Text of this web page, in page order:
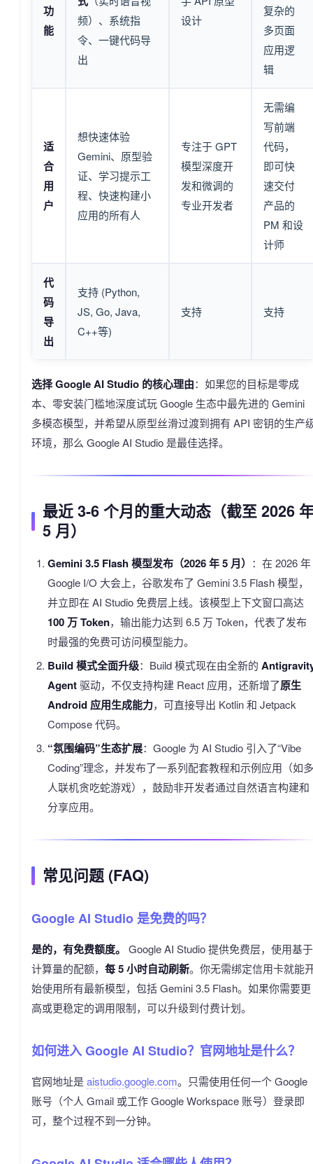
功
能
频）、系统指
令、一键代码导
出
设计
复杂的
多页面
应用逻
辑
适
合
用
户
想快速体验
Gemini、原型验
证、学习提示工
程、快速构建小
应用的所有人
专注于 GPT
模型深度开
发和微调的
专业开发者
无需编
写前端
代码，
即可快
速交付
产品的
PM 和设
计师
代
码
导
出
支持 (Python,
JS, Go, Java,
C++等)
支持 支持
选择 Google AI Studio 的核心理由：如果您的目标是零成
本、零安装门槛地深度试玩 Google 生态中最先进的 Gemini
多模态模型，并希望从原型丝滑过渡到拥有 API 密钥的生产
环境，那么 Google AI Studio 是最佳选择。
最近 3-6 个月的重大动态（截至 2026
5 月）
Gemini 3.5 Flash 模型发布（2026 年 5 月） ：在 2026 年
Google I/O 大会上，谷歌发布了 Gemini 3.5 Flash 模型，
并立即在 AI Studio 免费层上线。该模型上下文窗口高达
100 万 Token，输出能力达到 6.5 万 Token，代表了发布
时最强的免费可访问模型能力。
Build 模式全面升级：Build 模式现在由全新的
Agent驱动，不仅支持构建 React 应用，还新增了原生
Android 应用生成能力，可直接导出 Kotlin 和 Jetpack
Compose 代码。
“氛围编码”生态扩展：Google 为 AI Studio 引入了“Vibe
Coding”理念，并发布了一系列配套教程和示例应用（如多
人联机贪吃蛇游戏），鼓励非开发者通过自然语言构建和
分享应用。
常见问题 (FAQ)
Google AI Studio 是免费的吗？
是的，有免费额度。
Google AI Studio 提供免费层，使用基于
计算量的配额， 每 5 小时自动刷新。你无需绑定信用卡就能
始使用所有最新模型，包括 Gemini 3.5 Flash。如果你需要更
高或更稳定的调用限制，可以升级到付费计划。
如何进入 Google AI Studio？官网地址是什么？
官网地址是aistudio.google.com。只需使用任何一个 Google
账号（个人 Gmail 或工作 Google Workspace 账号）登录即
可，整个过程不到一分钟。